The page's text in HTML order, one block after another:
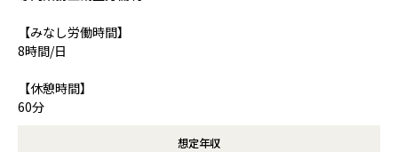
【みなし労働時間】
8時間/日
【休憩時間】
60分
想定年収